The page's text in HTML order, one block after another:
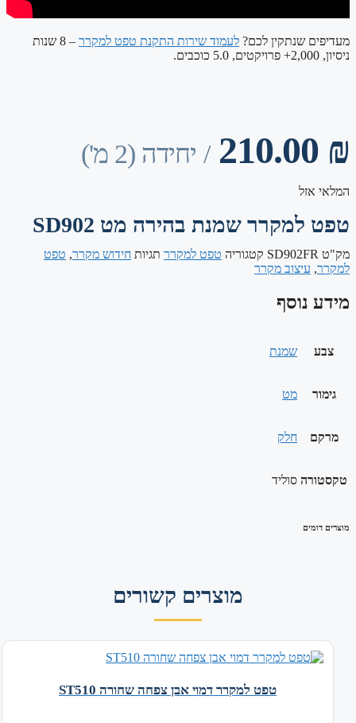
מעדיפים שנתקין לכם? לעמוד שירות התקנת טפט למקרר
– 8 שנות
ניסיון, 2,000+ פרויקטים, 5.0 כוכבים.
210.00 ₪ / יחידה (2 מ')
המלאי אזל
טפט למקרר שמנת בהירה מט SD902
מק"ט SD902FR קטגוריה טפט למקרר תגיות חידוש מקרר, טפט
למקרר, עיצוב מקרר
מידע נוסף
צבע שמנת
גימור מט
מרקם חלק
טקסטורה סוליד
מוצרים דומים
מוצרים קשורים
טפט למקרר דמוי אבן צפחה שחורה ST510